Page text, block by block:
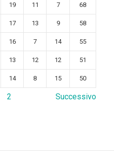
19 11 7 68
17 13 9 58
16 7 14 55
13 12 12 51
14 8 15 50
2 Successivo